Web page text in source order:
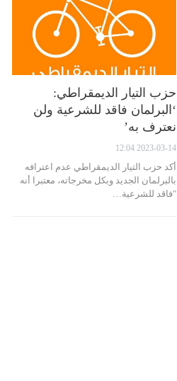
حزب التيار الديمقراطي:
‘البرلمان فاقد للشرعية ولن
نعترف به’
2023-03-14 12:04
أكد حزب التيار الديمقراطي عدم اعترافه
بالبرلمان الجديد وبكل مخرجاته، معتبرا أنه
"فاقد للشرعية…